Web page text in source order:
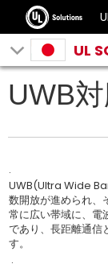
UL
UWB
.
UWB(Ultra Wide
数開放が進められ、
常に広い帯域に、電
であり、長距離通信
す。
.